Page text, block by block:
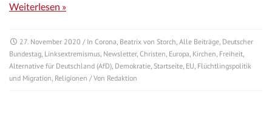
Weiterlesen »
27. November 2020 / In Corona, Beatrix von Storch, Alle Beiträge, Deutscher
Bundestag, Linksextremismus, Newsletter, Christen, Europa, Kirchen, Freiheit,
Alternative für Deutschland (AfD), Demokratie, Startseite, EU, Flüchtlingspolitik
und Migration, Religionen / Von Redaktion